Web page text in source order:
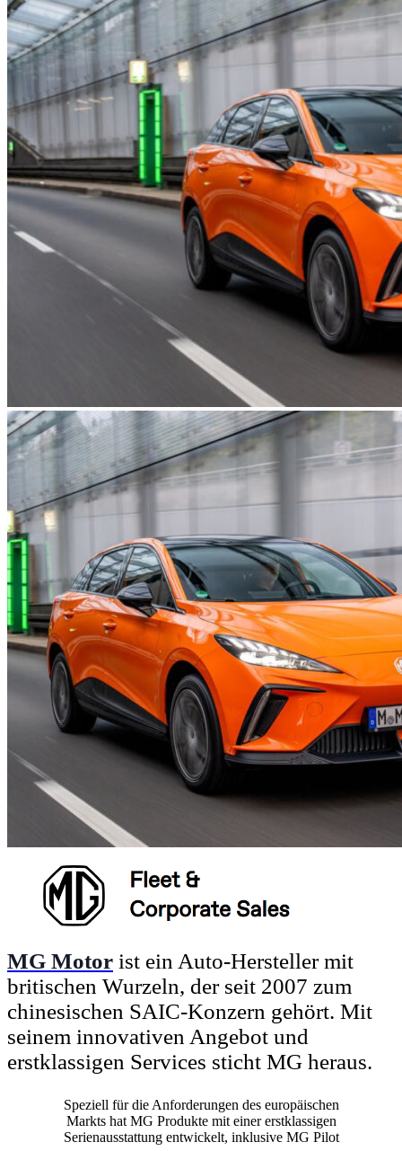
MG Motor ist ein Auto-Hersteller mit
britischen Wurzeln, der seit 2007 zum
chinesischen SAIC-Konzern gehört. Mit
seinem innovativen Angebot und
erstklassigen Services sticht MG heraus.
Speziell für die Anforderungen des europäischen
Markts hat MG Produkte mit einer erstklassigen
Serienausstattung entwickelt, inklusive MG Pilot